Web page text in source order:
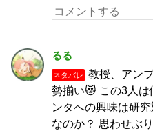
るる
ネタバレ
教授、アン
勢揃い😻 この3人は
ンタへの興味は研
なのか？ 思わせぶ